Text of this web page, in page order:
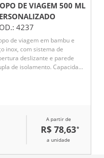
DE VIAGEM 500 ML
4237
de viagem em bambu e
inox, com sistema de
deslizante e parede
de isolamento. Capacidade
A partir de
R$ 78,63*
a unidade